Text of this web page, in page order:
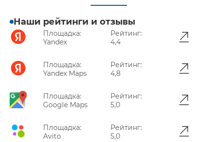
Наши рейтинги и отзывы
Площадка:
Yandex
Рейтинг:
4,4
Площадка:
Yandex Maps
Рейтинг:
4,8
Площадка:
Google Maps
Рейтинг:
5,0
Площадка:
Avito
Рейтинг:
5,0